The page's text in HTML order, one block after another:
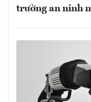
trường an ninh